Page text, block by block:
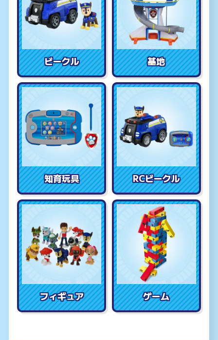
ビークル 基地
知育玩具 RCビークル
フィギュア ゲーム